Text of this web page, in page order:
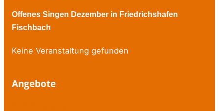
Offenes Singen Dezember in Friedrichshafen
Fischbach
Keine Veranstaltung gefunden
Angebote